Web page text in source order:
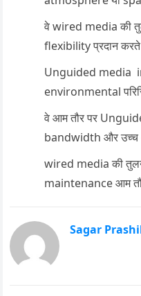
वे wired media की
flexibility प्रदान
Unguided media
environmental
वे आम तौर पर
bandwidth और उच्च
wired media की
maintenance आम
Sagar